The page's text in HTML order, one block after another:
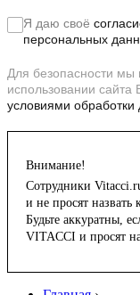
Я даю своё
персональных
Для безопасности мы
использовании сайта
условиями обработки
Внимание!
Сотрудники
и не просят назвать
Будьте аккуратны,
VITACCI и просят